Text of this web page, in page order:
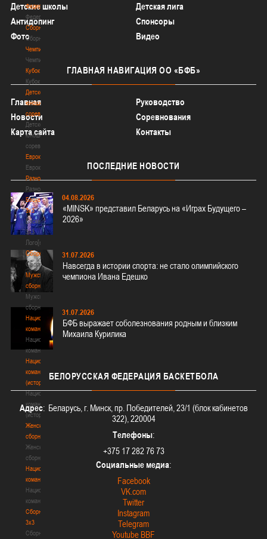
Федерация
Федерация
Сборные
Сборные
Чемпионат
Чемпионат
Кубок
Кубок
Детско-
юношеские
соревнования
Детско-
юношеские
соревнования
Еврокубки
Еврокубки
Разное
Разное
Баскетбол
3х3
Баскетбол
3х3
Лого[modid=121]
Сборные
Сборные
Мужские
сборные
Мужские
сборные
Национальная
команда
Национальная
команда
Национальная
команда
(история)
Национальная
команда
(история)
Женские
сборные
Женские
сборные
Национальная
команда
Национальная
команда
Сборные
3х3
Сборные
Детские школы
Детская лига
Антидопинг
Спонсоры
Фото
Видео
ГЛАВНАЯ НАВИГАЦИЯ ОО «БФБ»
Главная
Руководство
Новости
Соревнования
Карта сайта
Контакты
ПОСЛЕДНИЕ НОВОСТИ
04.08.2026
«MINSK» представил Беларусь на «Играх Будущего –
2026»
31.07.2026
Навсегда в истории спорта: не стало олимпийского
чемпиона Ивана Едешко
31.07.2026
БФБ выражает соболезнования родным и близким
Михаила Курилика
БЕЛОРУССКАЯ ФЕДЕРАЦИЯ БАСКЕТБОЛА
Адрес: Беларусь, г. Минск, пр. Победителей, 23/1 (блок кабинетов
322), 220004
Телефоны:
+375 17 282 76 73
Социальные медиа:
Facebook
VK.com
Twitter
Instagram
Telegram
Youtube BBF